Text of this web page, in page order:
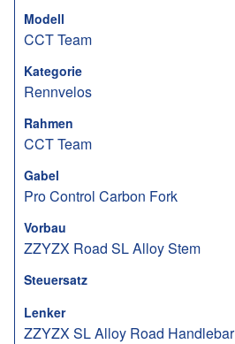
Modell
CCT Team
Kategorie
Rennvelos
Rahmen
CCT Team
Gabel
Pro Control Carbon Fork
Vorbau
ZZYZX Road SL Alloy Stem
Steuersatz
Lenker
ZZYZX SL Alloy Road Handlebar